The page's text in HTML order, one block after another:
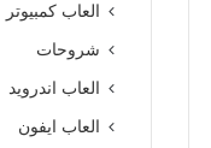
العاب كمبيوتر
شروحات
العاب اندرويد
العاب ايفون